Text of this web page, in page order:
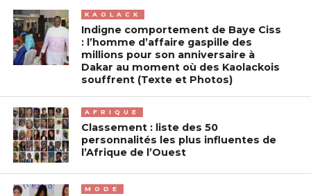
KAOLACK
Indigne comportement de Baye Ciss
: l’homme d’affaire gaspille des
millions pour son anniversaire à
Dakar au moment où des Kaolackois
souffrent (Texte et Photos)
AFRIQUE
Classement : liste des 50
personnalités les plus influentes de
l’Afrique de l’Ouest
MODE